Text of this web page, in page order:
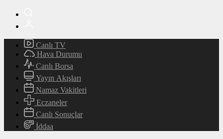
Canlı TV
Hava Durumu
Canlı Borsa
Yayın Akışları
Namaz Vakitleri
Eczaneler
Canlı Sonuçlar
İddaa